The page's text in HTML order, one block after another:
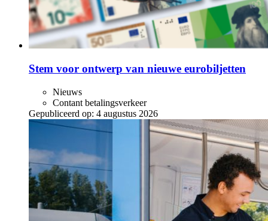
Stem voor ontwerp van nieuwe eurobiljetten
Nieuws
Contant betalingsverkeer
Gepubliceerd op: 4 augustus 2026